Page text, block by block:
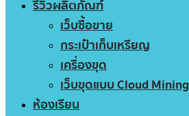
รีวิวผลิตภัณฑ์
เว็บซื้อขาย
กระเป๋าเก็บเหรียญ
เครื่องขุด
เว็บขุดแบบ Cloud Mining
ห้องเรียน